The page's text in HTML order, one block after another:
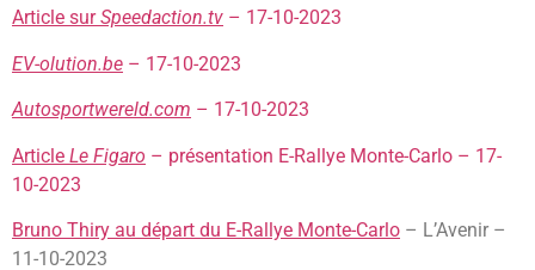
Article surSpeedaction.tv – 17-10-2023
EV-olution.be – 17-10-2023
Autosportwereld.com – 17-10-2023
Article Le Figaro – présentation E-Rallye Monte-Carlo – 17-
10-2023
Bruno Thiry au départ du E-Rallye Monte-Carlo – L’Avenir –
11-10-2023